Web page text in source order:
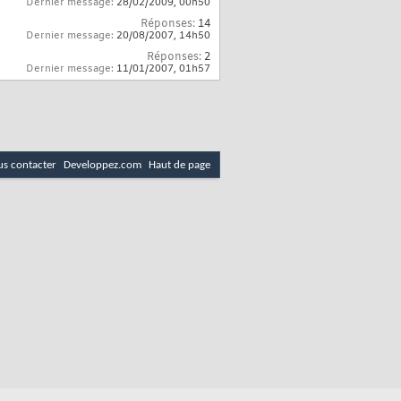
Dernier message: 28/02/2009, 00h50
Réponses: 14
Dernier message: 20/08/2007, 14h50
Réponses: 2
Dernier message: 11/01/2007, 01h57
contacter Developpez.com Haut de page